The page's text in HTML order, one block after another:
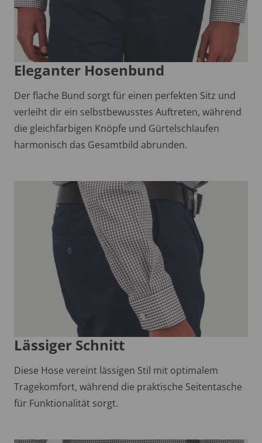
Eleganter Hosenbund
Der flache Bund sorgt für einen perfekten Sitz und
verleiht dir ein selbstbewusstes Auftreten, während
die gleichfarbigen Knöpfe und Gürtelschlaufen
harmonisch das Gesamtbild abrunden.
Lässiger Schnitt
Diese Hose vereint lässigen Stil mit optimalem
Tragekomfort, während die praktische Seitentasche
für Funktionalität sorgt.